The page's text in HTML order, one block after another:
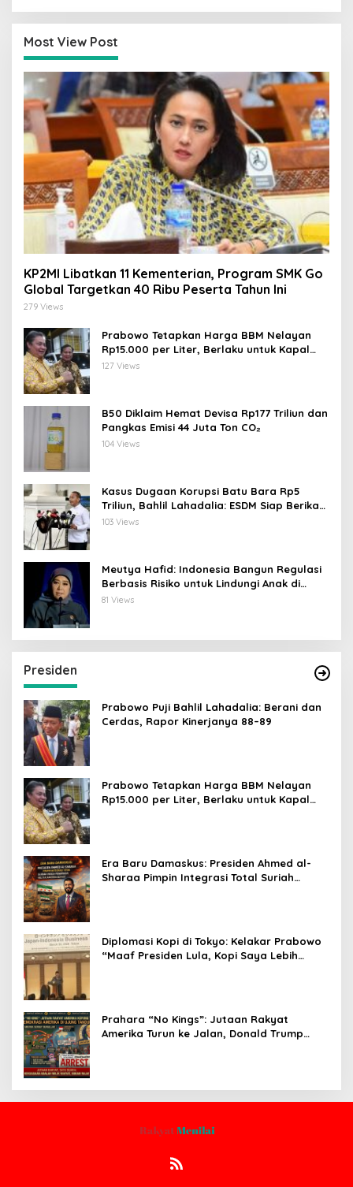
Most View Post
KP2MI Libatkan 11 Kementerian, Program SMK Go
Global Targetkan 40 Ribu Peserta Tahun Ini
279 Views
Prabowo Tetapkan Harga BBM Nelayan
Rp15.000 per Liter, Berlaku untuk Kapal
30-200 GT
127 Views
B50 Diklaim Hemat Devisa Rp177 Triliun dan
Pangkas Emisi 44 Juta Ton CO₂
104 Views
Kasus Dugaan Korupsi Batu Bara Rp5
Triliun, Bahlil Lahadalia: ESDM Siap Berikan
Data
103 Views
Meutya Hafid: Indonesia Bangun Regulasi
Berbasis Risiko untuk Lindungi Anak di
Dunia Digital
81 Views
Presiden
Prabowo Puji Bahlil Lahadalia: Berani dan
Cerdas, Rapor Kinerjanya 88–89
Prabowo Tetapkan Harga BBM Nelayan
Rp15.000 per Liter, Berlaku untuk Kapal
Era Baru Damaskus: Presiden Ahmed al-
Sharaa Pimpin Integrasi Total Suriah
Diplomasi Kopi di Tokyo: Kelakar Prabowo
“Maaf Presiden Lula, Kopi Saya Lebih
Prahara “No Kings”: Jutaan Rakyat
Amerika Turun ke Jalan, Donald Trump